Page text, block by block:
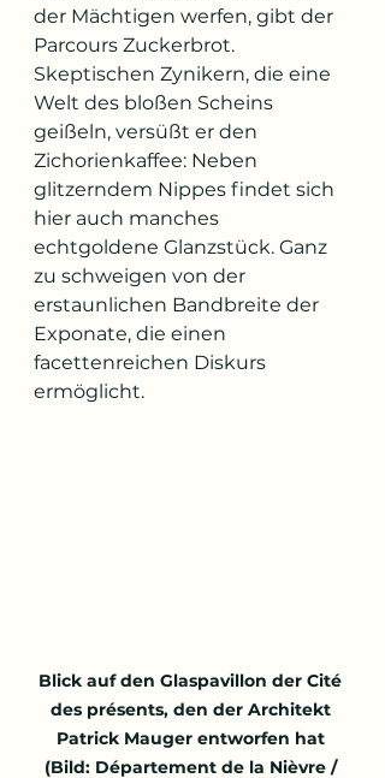
der Mächtigen werfen, gibt der
Parcours Zuckerbrot.
Skeptischen Zynikern, die eine
Welt des bloßen Scheins
geißeln, versüßt er den
Zichorienkaffee: Neben
glitzerndem Nippes findet sich
hier auch manches
echtgoldene Glanzstück. Ganz
zu schweigen von der
erstaunlichen Bandbreite der
Exponate, die einen
facettenreichen Diskurs
ermöglicht.
Blick auf den Glaspavillon der Cité
des présents, den der Architekt
Patrick Mauger entworfen hat
(Bild: Département de la Nièvre /